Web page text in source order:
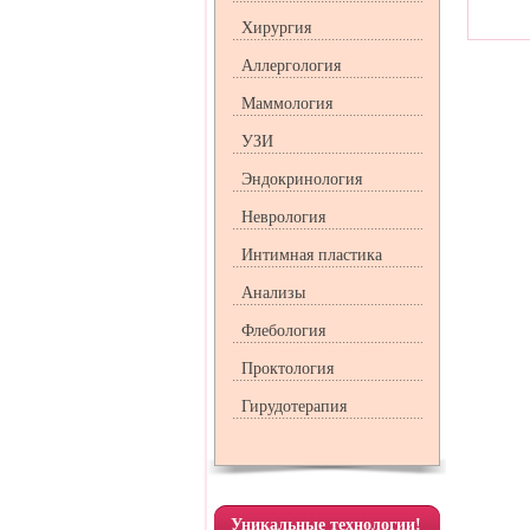
Хирургия
Аллергология
Маммология
УЗИ
Эндокринология
Неврология
Интимная пластика
Анализы
Флебология
Проктология
Гирудотерапия
Уникальные технологии!